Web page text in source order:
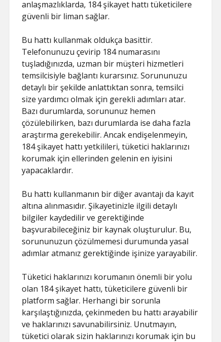
anlaşmazlıklarda, 184 şikayet hattı tüketicilere
güvenli bir liman sağlar.
Bu hattı kullanmak oldukça basittir.
Telefonunuzu çevirip 184 numarasını
tuşladığınızda, uzman bir müşteri hizmetleri
temsilcisiyle bağlantı kurarsınız. Sorununuzu
detaylı bir şekilde anlattıktan sonra, temsilci
size yardımcı olmak için gerekli adımları atar.
Bazı durumlarda, sorununuz hemen
çözülebilirken, bazı durumlarda ise daha fazla
araştırma gerekebilir. Ancak endişelenmeyin,
184 şikayet hattı yetkilileri, tüketici haklarınızı
korumak için ellerinden gelenin en iyisini
yapacaklardır.
Bu hattı kullanmanın bir diğer avantajı da kayıt
altına alınmasıdır. Şikayetinizle ilgili detaylı
bilgiler kaydedilir ve gerektiğinde
başvurabileceğiniz bir kaynak oluşturulur. Bu,
sorununuzun çözülmemesi durumunda yasal
adımlar atmanız gerektiğinde işinize yarayabilir.
Tüketici haklarınızı korumanın önemli bir yolu
olan 184 şikayet hattı, tüketicilere güvenli bir
platform sağlar. Herhangi bir sorunla
karşılaştığınızda, çekinmeden bu hattı arayabilir
ve haklarınızı savunabilirsiniz. Unutmayın,
tüketici olarak sizin haklarınızı korumak için bu